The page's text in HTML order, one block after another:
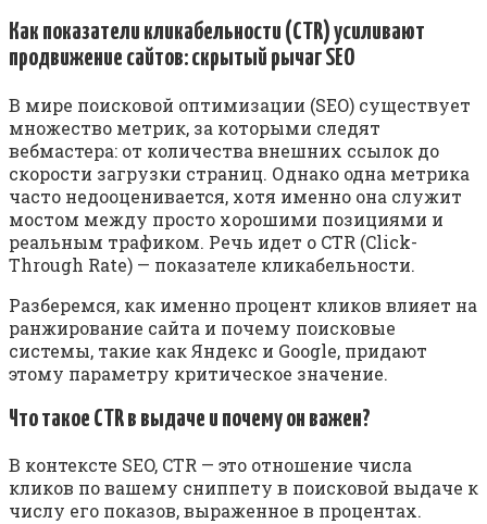
Как показатели кликабельности (CTR) усиливают
продвижение сайтов: скрытый рычаг SEO
В мире поисковой оптимизации (SEO) существует
множество метрик, за которыми следят
вебмастера: от количества внешних ссылок до
скорости загрузки страниц. Однако одна метрика
часто недооценивается, хотя именно она служит
мостом между просто хорошими позициями и
реальным трафиком. Речь идет о CTR (Click-
Through Rate) — показателе кликабельности.
Разберемся, как именно процент кликов влияет на
ранжирование сайта и почему поисковые
системы, такие как Яндекс и Google, придают
этому параметру критическое значение.
Что такое CTR в выдаче и почему он важен?
В контексте SEO, CTR — это отношение числа
кликов по вашему сниппету в поисковой выдаче к
числу его показов, выраженное в процентах.